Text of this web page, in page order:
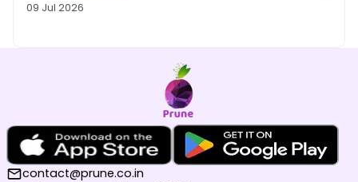
09 Jul 2026
contact@prune.co.in